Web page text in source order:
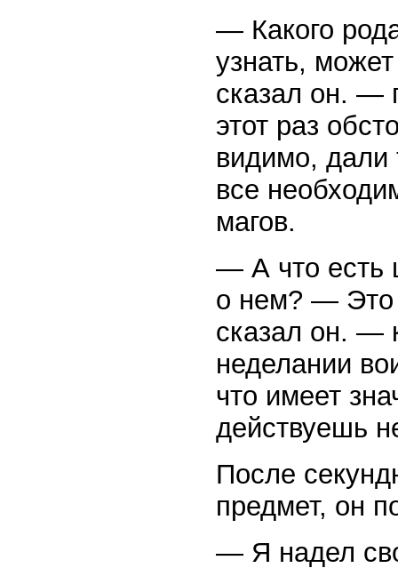
— Какого
узнать,
сказал он. —
этот раз
видимо, дали
все
магов.
— А что есть
о нем? — Это
сказал он. —
неделании
что имеет
действуешь
После
предмет, он
— Я надел